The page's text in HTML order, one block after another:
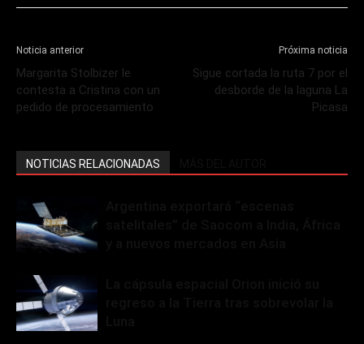
Noticia anterior
Margarita Stolbizer le
contesta a Cristina con un
pedido de procesamiento
Próxima noticia
Sigue cortada la ruta 7 por el
desborde de la laguna La
Picasa
NOTICIAS RELACIONADAS